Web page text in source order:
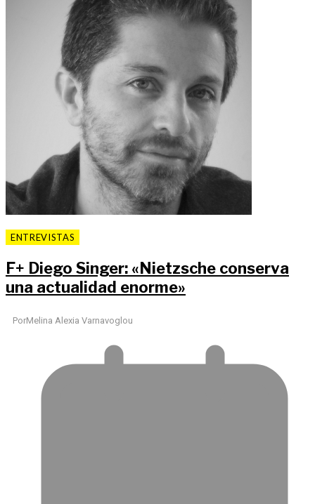
ENTREVISTAS
F+ Diego Singer: «Nietzsche conserva
una actualidad enorme»
PorMelina Alexia Varnavoglou